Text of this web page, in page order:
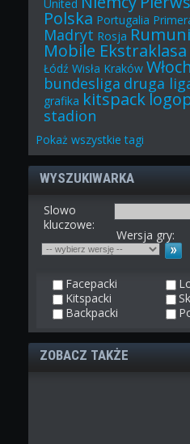
United
Polska Portugalia
Madryt Rosja
Mobile Ekstraklasa
Łódź Wisła Kraków
bundesliga druga
grafika kitspack
stadion
Pokażwszystkie tagi
WYSZUKIWARKA
Slowo
kluczowe:
Wersja gry:
Facepacki
Kitspacki
Backpacki
ZOBACZ TAKŻE